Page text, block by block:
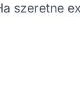
szeretne